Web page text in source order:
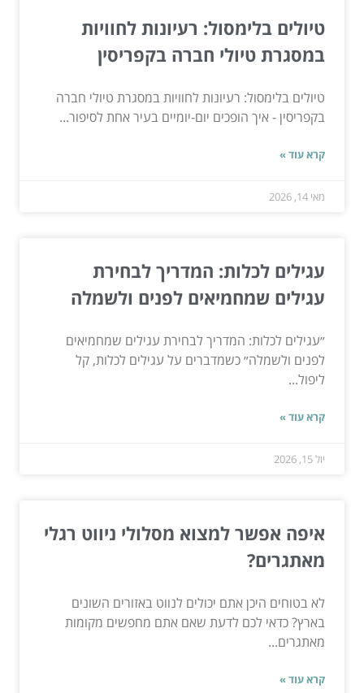
טיולים בלימסול: רעיונות לחוויות
במסגרת טיולי חברה בקפריסין
טיולים בלימסול: רעיונות לחוויות במסגרת טיולי חברה
בקפריסין - איך הופכים יום-יומיים בעיר אחת לסיפור...
קרא עוד »
מאי 14, 2026
עגילים לכלות: המדריך לבחירת
עגילים שמחמיאים לפנים ולשמלה
״עגילים לכלות: המדריך לבחירת עגילים שמחמיאים
לפנים ולשמלה״ כשמדברים על עגילים לכלות, קל
ליפול...
קרא עוד »
יול 15, 2026
איפה אפשר למצוא מסלולי ניווט רגלי
מאתגרים?
לא בטוחים היכן אתם יכולים לנווט באזורים השונים
בארץ? כדאי לכם לדעת שאם אתם מחפשים מקומות
מאתגרים...
קרא עוד »